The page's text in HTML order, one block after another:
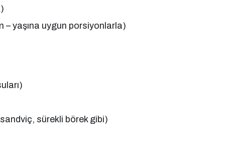
– yaşına uygun porsiyonlarla)
sürekli börek gibi)